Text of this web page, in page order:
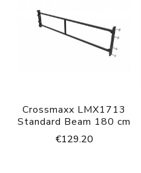
Crossmaxx LMX1713
Standard Beam 180 cm
€129.20